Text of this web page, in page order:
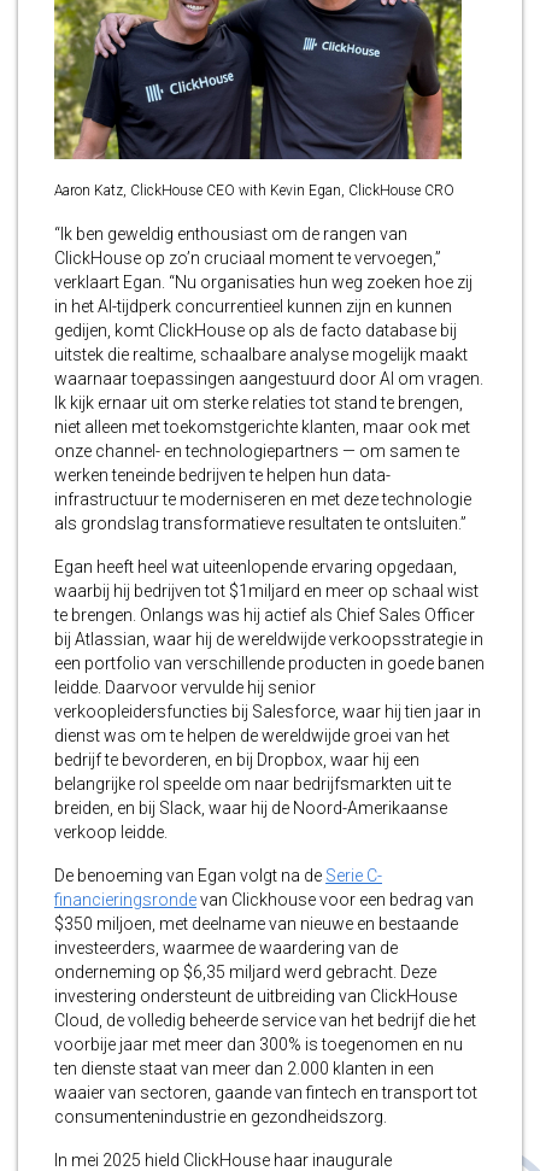
Aaron Katz, ClickHouse CEO with Kevin Egan, ClickHouse CRO
“Ik ben geweldig enthousiast om de rangen van
ClickHouse op zo’n cruciaal moment te vervoegen,”
verklaart Egan. “Nu organisaties hun weg zoeken hoe zij
in het AI-tijdperk concurrentieel kunnen zijn en kunnen
gedijen, komt ClickHouse op als de facto database bij
uitstek die realtime, schaalbare analyse mogelijk maakt
waarnaar toepassingen aangestuurd door AI om vragen.
Ik kijk ernaar uit om sterke relaties tot stand te brengen,
niet alleen met toekomstgerichte klanten, maar ook met
onze channel- en technologiepartners — om samen te
werken teneinde bedrijven te helpen hun data-
infrastructuur te moderniseren en met deze technologie
als grondslag transformatieve resultaten te ontsluiten.”
Egan heeft heel wat uiteenlopende ervaring opgedaan,
waarbij hij bedrijven tot $1miljard en meer op schaal wist
te brengen. Onlangs was hij actief als Chief Sales Officer
bij Atlassian, waar hij de wereldwijde verkoopsstrategie in
een portfolio van verschillende producten in goede banen
leidde. Daarvoor vervulde hij senior
verkoopleidersfuncties bij Salesforce, waar hij tien jaar in
dienst was om te helpen de wereldwijde groei van het
bedrijf te bevorderen, en bij Dropbox, waar hij een
belangrijke rol speelde om naar bedrijfsmarkten uit te
breiden, en bij Slack, waar hij de Noord-Amerikaanse
verkoop leidde.
De benoeming van Egan volgt na de Serie C-
financieringsrondevan Clickhouse voor een bedrag van
$350 miljoen, met deelname van nieuwe en bestaande
investeerders, waarmee de waardering van de
onderneming op $6,35 miljard werd gebracht. Deze
investering ondersteunt de uitbreiding van ClickHouse
Cloud, de volledig beheerde service van het bedrijf die het
voorbije jaar met meer dan 300% is toegenomen en nu
ten dienste staat van meer dan 2.000 klanten in een
waaier van sectoren, gaande van fintech en transport tot
consumentenindustrie en gezondheidszorg.
In mei 2025 hield ClickHouse haar inaugurale